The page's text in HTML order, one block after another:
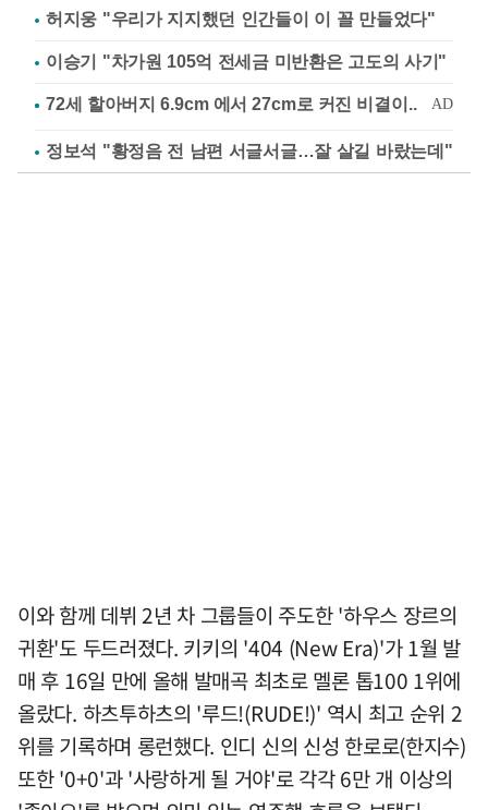
허지웅 "우리가 지지했던 인간들이 이 꼴 만들었다"
이승기 "차가원 105억 전세금 미반환은 고도의 사기"
정보석 "황정음 전 남편 서글서글…잘 살길 바랐는데"
이와 함께 데뷔 2년 차 그룹들이 주도한 '하우스 장르의
귀환'도 두드러졌다. 키키의 '404 (New Era)'가 1월 발
매 후 16일 만에 올해 발매곡 최초로 멜론 톱100 1위에
올랐다. 하츠투하츠의 '루드!(RUDE!)' 역시 최고 순위 2
위를 기록하며 롱런했다. 인디 신의 신성 한로로(한지수)
또한 '0+0'과 '사랑하게 될 거야'로 각각 6만 개 이상의